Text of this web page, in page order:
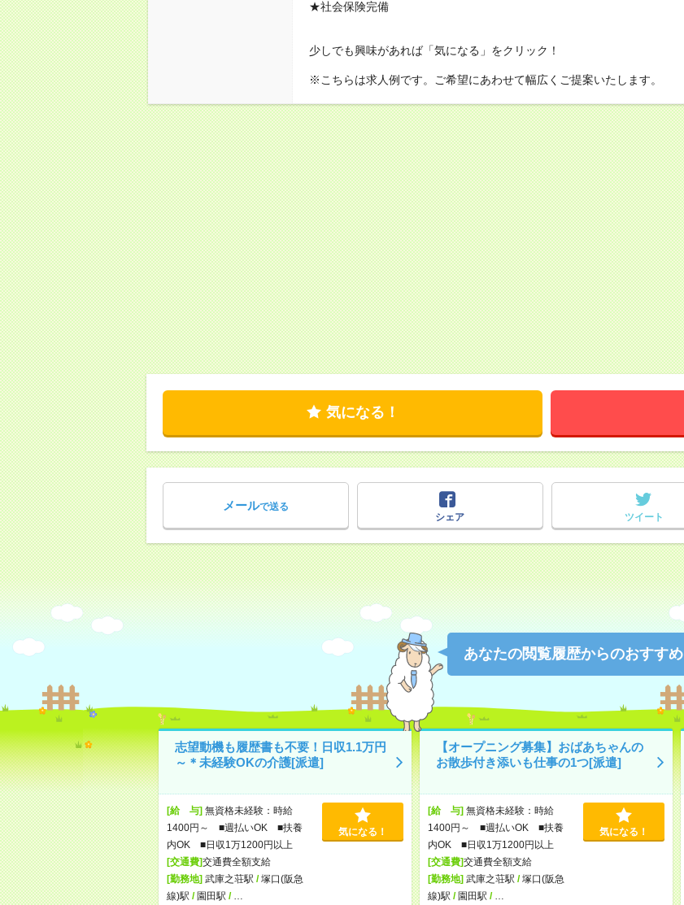
★社会保険完備
少しでも興味があれば「気になる」をクリック！
※こちらは求人例です。ご希望にあわせて幅広くご提案いたします。
気になる！
メールで送る
シェア
ツイート
あなたの閲覧履歴からのおすすめ
志望動機も履歴書も不要！日収1.1万円
～＊未経験OKの介護[派遣]
[給 与]無資格未経験：時給
1400円～ ■週払いOK ■扶養
内OK ■日収1万1200円以上
[交通費]交通費全額支給
[勤務地]武庫之荘駅 /塚口(阪急
線)駅 /園田駅 /
気になる！
【オープニング募集】おばあちゃんの
お散歩付き添いも仕事の1つ[派遣]
[給 与]無資格未経験：時給
1400円～ ■週払いOK ■扶養
内OK ■日収1万1200円以上
[交通費]交通費全額支給
[勤務地]武庫之荘駅 /塚口(阪急
線)駅 /園田駅 /
気になる！